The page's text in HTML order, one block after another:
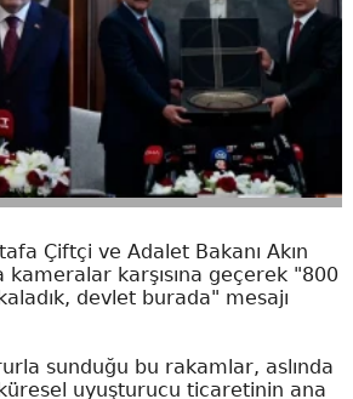
Çiftçi ve Adalet Bakanı Akın
karşısına geçerek "800
devlet burada" mesajı
sunduğu bu rakamlar, aslında
uyuşturucu ticaretinin ana